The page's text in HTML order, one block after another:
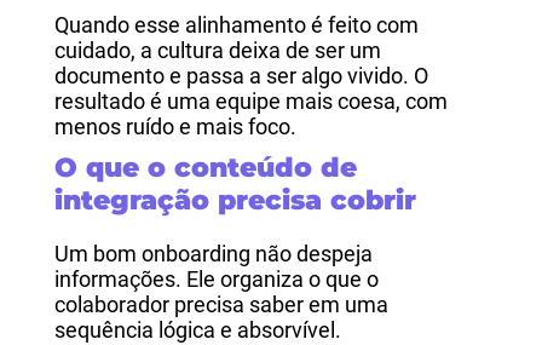
Quando esse alinhamento é feito com
cuidado, a cultura deixa de ser um
documento e passa a ser algo vivido. O
resultado é uma equipe mais coesa, com
menos ruído e mais foco.
O que o conteúdo de
integração precisa cobrir
Um bom onboarding não despeja
informações. Ele organiza o que o
colaborador precisa saber em uma
sequência lógica e absorvível.